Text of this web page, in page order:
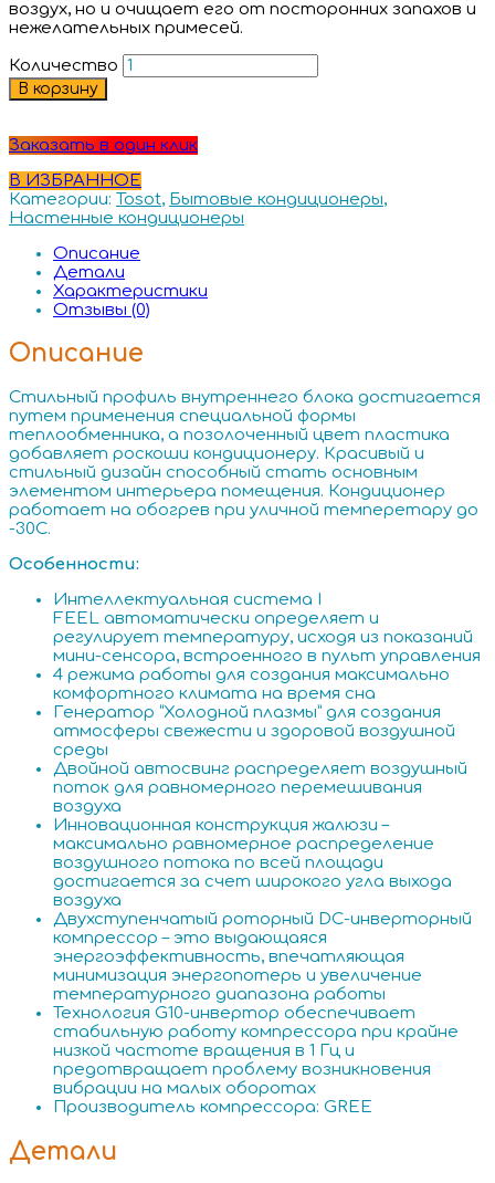
воздух, но и очищает его от посторонних запахов и
нежелательных примесей.
Количество
В корзину
Заказать в один клик
В ИЗБРАННОЕ
Категории: Tosot, Бытовые кондиционеры,
Настенные кондиционеры
Описание
Детали
Характеристики
Отзывы (0)
Описание
Стильный профиль внутреннего блока достигается
путем применения специальной формы
теплообменника, а позолоченный цвет пластика
добавляет роскоши кондиционеру. Красивый и
стильный дизайн способный стать основным
элементом интерьера помещения. Кондиционер
работает на обогрев при уличной темперетару до
-30С.
Особенности:
Интеллектуальная система I
FEEL автоматически определяет и
регулирует температуру, исходя из показаний
мини-сенсора, встроенного в пульт управления
4 режима работы для создания максимально
комфортного климата на время сна
Генератор “Холодной плазмы” для создания
атмосферы свежести и здоровой воздушной
среды
Двойной автосвинг распределяет воздушный
поток для равномерного перемешивания
воздуха
Инновационная конструкция жалюзи –
максимально равномерное распределение
воздушного потока по всей площади
достигается за счет широкого угла выхода
воздуха
Двухступенчатый роторный DC-инверторный
компрессор – это выдающаяся
энергоэффективность, впечатляющая
минимизация энергопотерь и увеличение
температурного диапазона работы
Технология G10-инвертор обеспечивает
стабильную работу компрессора при крайне
низкой частоте вращения в 1 Гц и
предотвращает проблему возникновения
вибрации на малых оборотах
Производитель компрессора: GREE
Детали